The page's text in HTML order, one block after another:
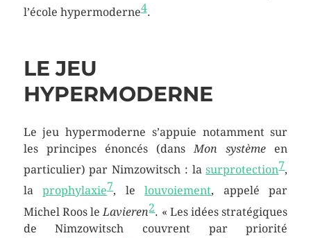
l’école hypermoderne4.
LE JEU
HYPERMODERNE
Le jeu hypermoderne s’appuie notamment sur
les principes énoncés (dansMon système en
particulier) par Nimzowitsch : lasurprotection7,
laprophylaxie7, lelouvoiement, appelé par
Michel Roos leLavieren2. « Les idées stratégiques
de Nimzowitsch couvrent par priorité